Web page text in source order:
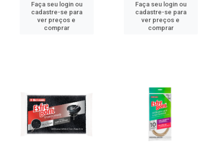
Faça seu login ou
cadastre-se para
ver preços e
comprar
Faça seu login ou
cadastre-se para
ver preços e
comprar